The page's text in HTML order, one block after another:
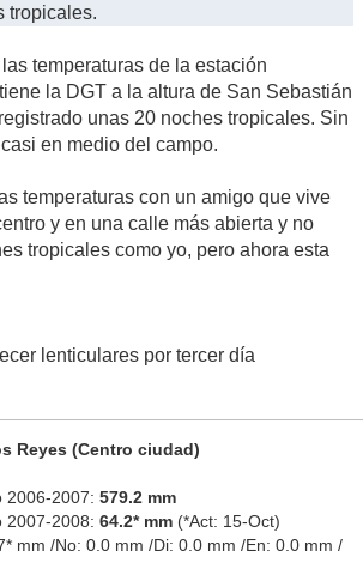
tropicales.
temperaturas de la estación
la DGT a la altura de San Sebastián
unas 20 noches tropicales. Sin
en medio del campo.
temperaturas con un amigo que vive
y en una calle más abierta y no
tropicales como yo, pero ahora esta
lenticulares por tercer día
Reyes (Centro ciudad)
2006-2007: 579.2 mm
2007-2008: 64.2* mm(*Act: 15-Oct)
mm /No: 0.0 mm /Di: 0.0 mm /En: 0.0 mm /